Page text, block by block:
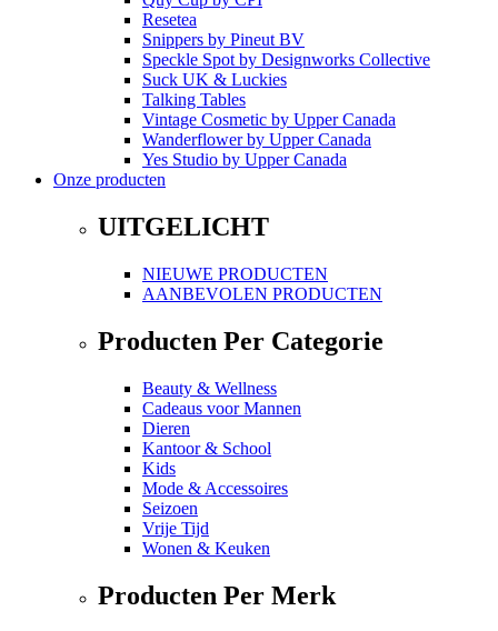
Resetea
Snippers by Pineut BV
Speckle Spotby Designworks Collective
Suck UK & Luckies
Talking Tables
Vintage Cosmetic by Upper Canada
Wanderflowerby Upper Canada
Yes Studio by Upper Canada
Onze producten
UITGELICHT
NIEUWE PRODUCTEN
AANBEVOLEN PRODUCTEN
Producten Per Categorie
Beauty & Wellness
Cadeaus voor Mannen
Dieren
Kantoor & School
Kids
Mode & Accessoires
Seizoen
Vrije Tijd
Wonen & Keuken
Producten Per Merk